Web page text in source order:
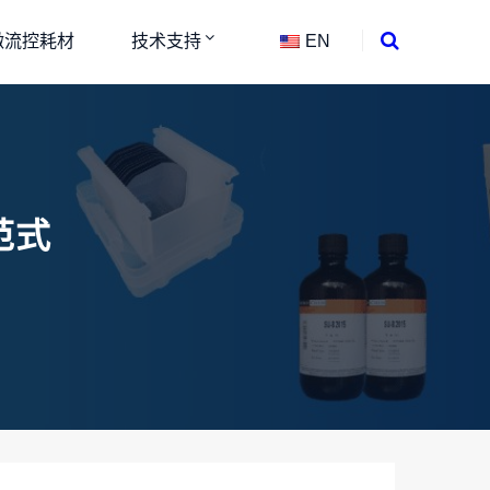
流控耗材 技术支持 EN
式